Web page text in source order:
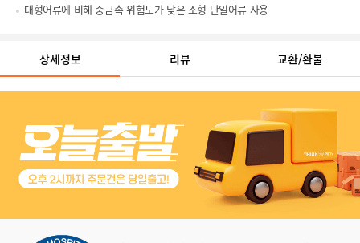
대형어류에 비해 중금속 위험도가 낮은 소형 단일어류 사용
상세정보 리뷰 교환/환불